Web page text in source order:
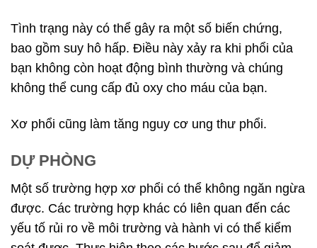
Tình trạng này có thể gây ra một số biến chứng,
bao gồm suy hô hấp. Điều này xảy ra khi phổi của
bạn không còn hoạt động bình thường và chúng
không thể cung cấp đủ oxy cho máu của bạn.
Xơ phổi cũng làm tăng nguy cơ ung thư phổi.
DỰ PHÒNG
Một số trường hợp xơ phổi có thể không ngăn ngừa
được. Các trường hợp khác có liên quan đến các
yếu tố rủi ro về môi trường và hành vi có thể kiểm